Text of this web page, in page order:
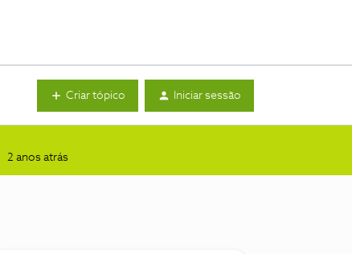
Criar tópico Iniciar sessão
2 anos atrás